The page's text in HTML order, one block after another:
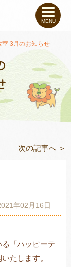
MENU
室 3月のお知らせ
次の記事へ ＞
年02月16日
「ハッピーテ
たします。